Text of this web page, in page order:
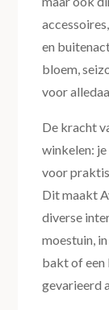
en
bloem,
voor
De kracht
winkelen:
voor
Dit maakt
diverse
moestuin,
bakt of een
gevarieerd